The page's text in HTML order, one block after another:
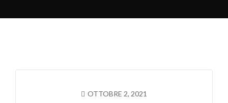
OTTOBRE 2, 2021